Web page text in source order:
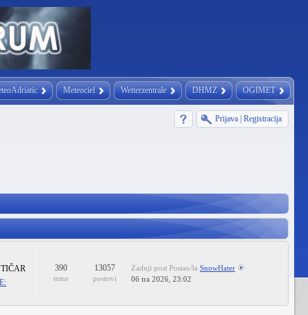
Meteociel Wetterzentrale DHMZ OGIMET
Prijava Registracija
390
teme
13057
postovi
Zadnji post Postao/la SnowHater
06 tra 2026, 23:02